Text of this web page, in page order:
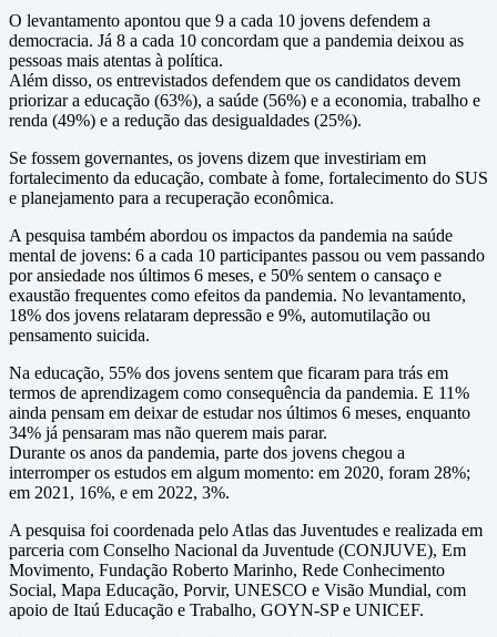
O levantamento apontou que 9 a cada 10 jovens defendem a
democracia. Já 8 a cada 10 concordam que a pandemia deixou as
pessoas mais atentas à política.
Além disso, os entrevistados defendem que os candidatos devem
priorizar a educação (63%), a saúde (56%) e a economia, trabalho e
renda (49%) e a redução das desigualdades (25%).
Se fossem governantes, os jovens dizem que investiriam em
fortalecimento da educação, combate à fome, fortalecimento do SUS
e planejamento para a recuperação econômica.
A pesquisa também abordou os impactos da pandemia na saúde
mental de jovens: 6 a cada 10 participantes passou ou vem passando
por ansiedade nos últimos 6 meses, e 50% sentem o cansaço e
exaustão frequentes como efeitos da pandemia. No levantamento,
18% dos jovens relataram depressão e 9%, automutilação ou
pensamento suicida.
Na educação, 55% dos jovens sentem que ficaram para trás em
termos de aprendizagem como consequência da pandemia. E 11%
ainda pensam em deixar de estudar nos últimos 6 meses, enquanto
34% já pensaram mas não querem mais parar.
Durante os anos da pandemia, parte dos jovens chegou a
interromper os estudos em algum momento: em 2020, foram 28%;
em 2021, 16%, e em 2022, 3%.
A pesquisa foi coordenada pelo Atlas das Juventudes e realizada em
parceria com Conselho Nacional da Juventude (CONJUVE), Em
Movimento, Fundação Roberto Marinho, Rede Conhecimento
Social, Mapa Educação, Porvir, UNESCO e Visão Mundial, com
apoio de Itaú Educação e Trabalho, GOYN-SP e UNICEF.